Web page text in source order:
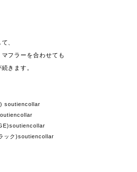
、
フラーを合わせても
きます。
soutiencollar
ック)soutiencollar